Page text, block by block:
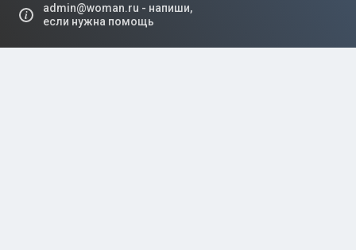
admin@woman.ru - напиши,
если нужна помощь